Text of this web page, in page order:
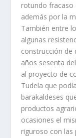
rotundo fracaso
además por la
También entre
algunas
construcción de
años sesenta
al proyecto de
Tudela que
barakaldeses
productos
ocasiones el
riguroso con las